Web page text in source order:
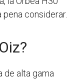
considerar.
de alta gama